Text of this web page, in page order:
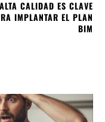
ALTA CALIDAD ES CLAVE
IMPLANTAR EL PLAN
BIM